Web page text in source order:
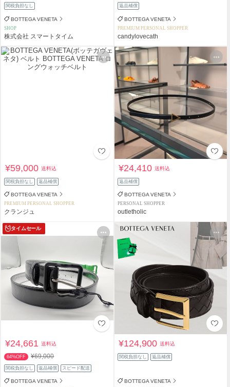
関税負担なし
BOTTEGA VENETA
SHOP
株式会社 スマートタイム
返品補償
BOTTEGA VENETA
PREMIUM PERSONAL SHOPPER
candylovecath
¥59,000送料込
関税負担なし 返品補償
BOTTEGA VENETA
PREMIUM PERSONAL SHOPPER
クランジュ
¥24,410送料込
返品補償
BOTTEGA VENETA
PERSONAL SHOPPER
outletholic
タイムセール
¥24,661送料込
64%OFF ¥69,000
関税負担なし 返品補償 スピード配送
BOTTEGA VENETA
¥124,900送料込
関税負担なし 返品補償
BOTTEGA VENETA